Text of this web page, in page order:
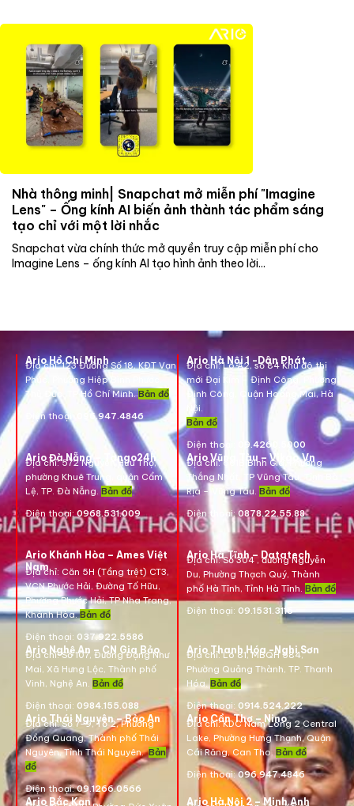
Nhà thông minh| Snapchat mở miễn phí "Imagine
Lens" – Ống kính AI biến ảnh thành tác phẩm sáng
tạo chỉ với một lời nhắc
Snapchat vừa chính thức mở quyền truy cập miễn phí cho
Imagine Lens – ống kính AI tạo hình ảnh theo lời...
Ario Hồ Chí Minh
Địa chỉ:123 Đường Số 18, KĐT Vạn
Phúc, Phường Hiệp Bình Phước,
Thủ Đức, TP Hồ Chí Minh.Bản đồ
Điện thoại:
096.947.4846
Ario Hà Nội 1 -Dân Phát
Địa chỉ:Lô A2, số 84 Khu đô thị
mới Đại Kim – Định Công, Phường
Định Công, Quận Hoàng Mai, Hà
Nội.
Bản đồ
Điện thoại:
09.4260.5000
Ario Đà Nẵng – Tango24h
Địa chỉ: 572 Nguyễn Hữu Thọ,
phường Khuê Trung, quận Cẩm
Lệ, TP. Đà Nẵng.Bản đồ
Điện thoại:0968.531.009
Ario Vũng Tàu – Vikgo.Vn
Địa chỉ:661B Bình Giã, Phường
Thắng Nhất, TP Vũng Tàu, Tỉnh Bà
Rịa – Vũng Tàu. Bản đồ
Điện thoại:0878.22.55.88
Ario Khánh Hòa – Ames Việt
Nam
Địa chỉ: Căn 5H (Tầng trệt) CT3,
VCN Phước Hải, Đường Tố Hữu,
Phường Phước Hải, TP Nha Trang,
Khánh Hòa.Bản đồ
Điện thoại: 037.922.5586
Ario Hà Tĩnh – Datatech
Địa chỉ:Số 304 , đường Nguyễn
Du, Phường Thạch Quý, Thành
phố Hà Tĩnh, Tỉnh Hà Tĩnh. Bản đồ
Điện thoại: 09.1531.3116
Ario Nghệ An – CN Gia Bảo
Địa chỉ:Số 107, Đường Đặng Như
Mai, Xã Hưng Lộc, Thành phố
Vinh, Nghệ An. Bản đồ
Điện thoại: 0984.155.088
Ario Thanh Hóa -Nghi Sơn
Địa chỉ: Lô 81, MBQH 584,
Phường Quảng Thành, TP. Thanh
Hóa.Bản đồ
Điện thoại: 0914.524.222
Ario Thái Nguyên – Bảo An
Địa chỉ: Số 7-9, Tổ 2, Phường
Đồng Quang, Thành phố Thái
Nguyên, Tỉnh Thái Nguyên.Bản
đồ
Điện thoại:09.1266.0566
Ario Cần Thơ – Nino
Địa chỉ:KDC Nam Long 2 Central
Lake, Phường Hưng Thạnh, Quận
Cái Răng, Can Tho. Bản đồ
Điện thoại:096.947.4846
Ario Bắc Kạn Ario Hà Nội 2 – Minh Anh